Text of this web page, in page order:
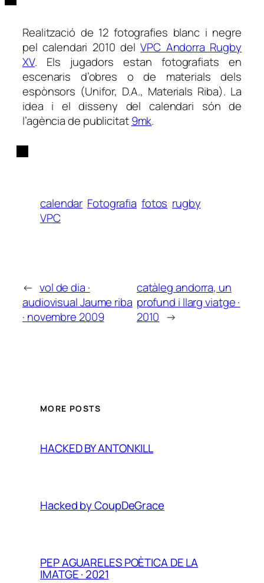
Realització de 12 fotografies blanc i negre
pel calendari 2010 delVPC Andorra Rugby
XV. Els jugadors estan fotografiats en
escenaris d’obres o de materials dels
espònsors (Unifor, D.A., Materials Riba). La
idea i el disseny del calendari són de
l’agència de publicitat9mk.
calendar Fotografia fotos rugby
VPC
← vol de dia ·
audiovisual Jaume riba
· novembre 2009
catàleg andorra, un
profund i llarg viatge ·
2010 →
MORE POSTS
HACKED BY ANTONKILL
Hacked by CoupDeGrace
PEP AGUARELES POÈTICA DE LA
IMATGE · 2021